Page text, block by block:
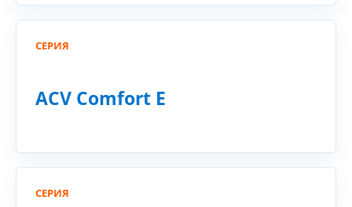
СЕРИЯ
ACV Comfort E
СЕРИЯ